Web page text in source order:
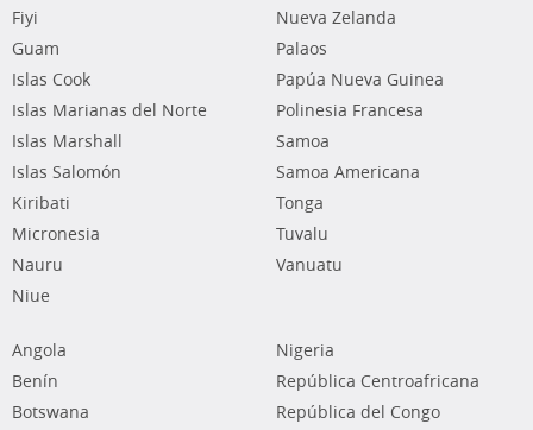
Fiyi
Guam
Islas Cook
Islas Marianas del Norte
Islas Marshall
Islas Salomón
Kiribati
Micronesia
Nauru
Niue
Nueva Zelanda
Palaos
Papúa Nueva Guinea
Polinesia Francesa
Samoa
Samoa Americana
Tonga
Tuvalu
Vanuatu
Angola
Benín
Botswana
Nigeria
República Centroafricana
República del Congo